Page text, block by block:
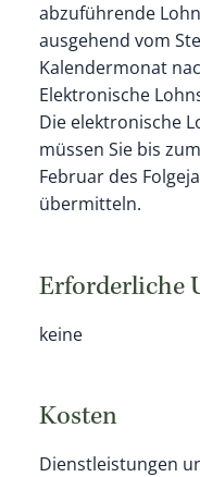
abzuführende
ausgehend vom
Kalendermonat
Elektronische
Die elektronische
müssen Sie bis
Februar des
übermitteln.
Erforderliche
keine
Kosten
Dienstleistungen